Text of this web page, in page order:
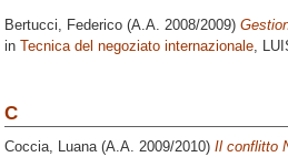
Bertucci, Federico (A.A. 2008/2009)
in Tecnica del negoziato internazionale,
C
Coccia, Luana(A.A. 2009/2010) Il conflitto